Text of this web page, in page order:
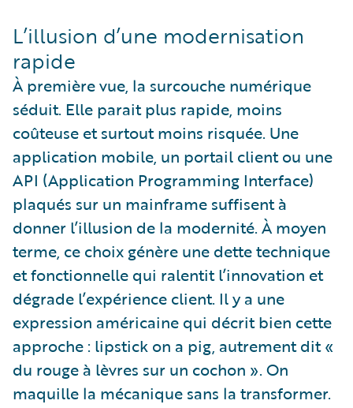
L’illusion d’une modernisation
rapide
À première vue, la surcouche numérique
séduit. Elle parait plus rapide, moins
coûteuse et surtout moins risquée. Une
application mobile, un portail client ou une
API (Application Programming Interface)
plaqués sur un mainframe suffisent à
donner l’illusion de la modernité. À moyen
terme, ce choix génère une dette technique
et fonctionnelle qui ralentit l’innovation et
dégrade l’expérience client. Il y a une
expression américaine qui décrit bien cette
approche : lipstick on a pig, autrement dit «
du rouge à lèvres sur un cochon ». On
maquille la mécanique sans la transformer.